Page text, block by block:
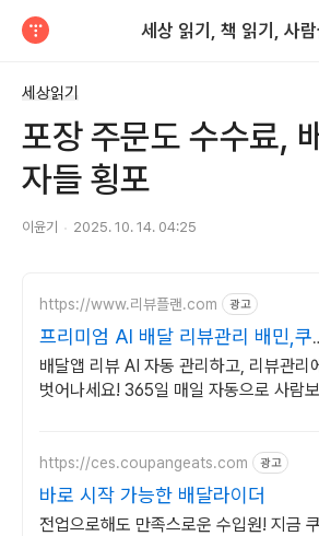
세상 읽기, 책 읽기, 사람
세상읽기
포장 주문도 수수료,
자들 횡포
이윤기 2025. 10. 14. 04:25
https://www.리뷰플랜.com 광고
프리미엄 AI 배달 리뷰관리 배민,쿠
요기요 리뷰 관리
배달앱 리뷰 AI 자동 관리하고, 리뷰관리
벗어나세요! 365일 매일 자동으로 사람
https://ces.coupangeats.com 광고
바로 시작 가능한 배달라이더
전업으로해도 만족스로운 수입원! 지금